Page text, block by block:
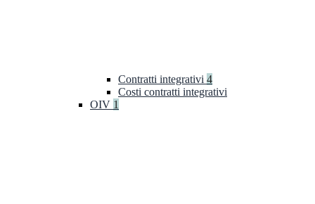
Contratti integrativi 4
Costi contratti integrativi
OIV 1